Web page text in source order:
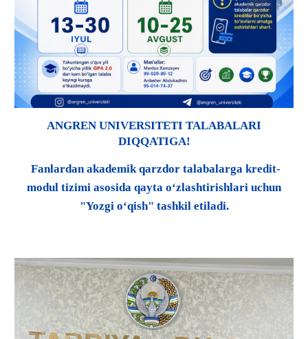
ANGREN UNIVERSITETI TALABALARI
DIQQATIGA!
Fanlardan akademik qarzdor talabalarga kredit-
modul tizimi asosida qayta o‘zlashtirishlari uchun
"Yozgi o‘qish" tashkil etiladi.